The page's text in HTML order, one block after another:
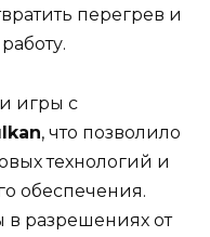
перегрев и
игры с
, что позволило
технологий и
обеспечения.
разрешениях от